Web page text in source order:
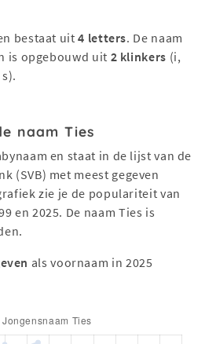
bestaat uit4 letters. De naam
is opgebouwd uit 2 klinkers (i,
naam Ties
en staat in de lijst van de
(SVB) met meest gegeven
zie je de populariteit van
en 2025. De naam Ties is
als voornaam in 2025